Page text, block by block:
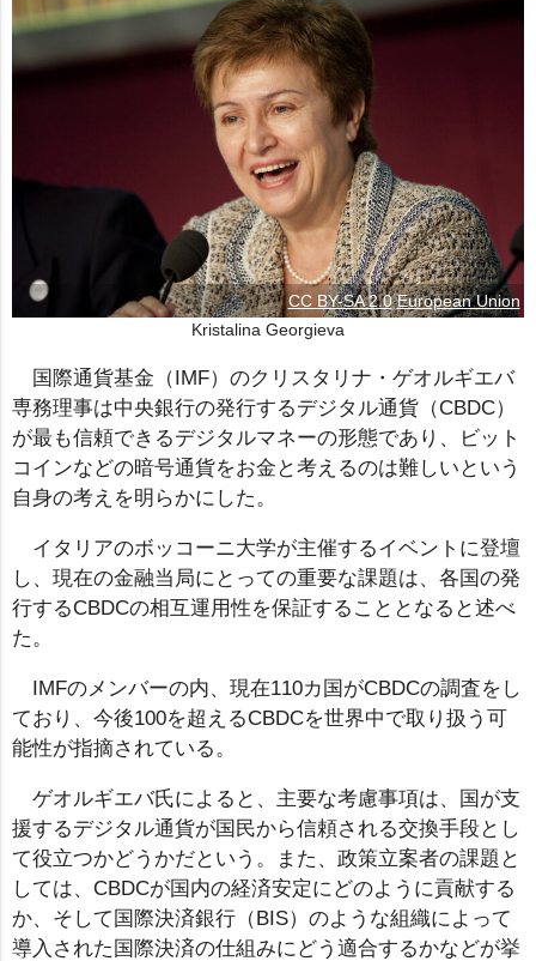
CC BY-SA 2.0 European Union
Kristalina Georgieva
国際通貨基金（IMF）のクリスタリナ・ゲオルギエバ
専務理事は中央銀行の発行するデジタル通貨（CBDC）
が最も信頼できるデジタルマネーの形態であり、ビット
コインなどの暗号通貨をお金と考えるのは難しいという
自身の考えを明らかにした。
イタリアのボッコーニ大学が主催するイベントに登壇
し、現在の金融当局にとっての重要な課題は、各国の発
行するCBDCの相互運用性を保証することとなると述べ
た。
IMFのメンバーの内、現在110カ国がCBDCの調査をし
ており、今後100を超えるCBDCを世界中で取り扱う可
能性が指摘されている。
ゲオルギエバ氏によると、主要な考慮事項は、国が支
援するデジタル通貨が国民から信頼される交換手段とし
て役立つかどうかだという。また、政策立案者の課題と
しては、CBDCが国内の経済安定にどのように貢献する
か、そして国際決済銀行（BIS）のような組織によって
導入された国際決済の仕組みにどう適合するかなどが挙